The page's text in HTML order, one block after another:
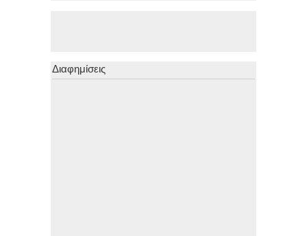
Διαφημίσεις